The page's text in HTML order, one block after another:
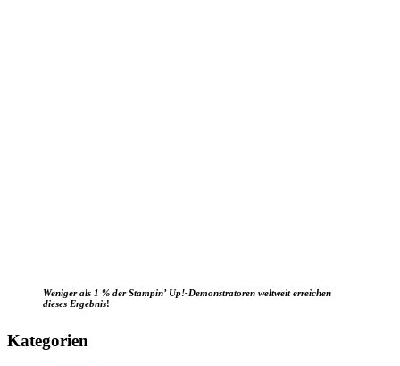
Weniger als 1 % der Stampin’ Up!-Demonstratoren weltweit erreichen
dieses Ergebnis!
Kategorien